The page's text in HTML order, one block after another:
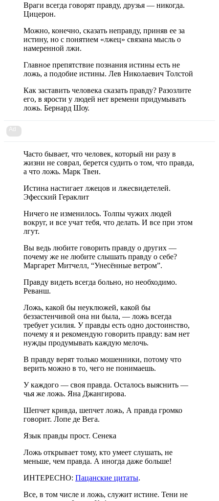
Враги всегда говорят правду, друзья — никогда.
Цицерон.
Можно, конечно, сказать неправду, приняв ее за
истину, но с понятием «лжец» связана мысль о
намеренной лжи.
Главное препятствие познания истины есть не
ложь, а подобие истины. Лев Николаевич Толстой
Как заставить человека сказать правду? Разозлите
его, в ярости у людей нет времени придумывать
ложь. Бернард Шоу.
Ad
Часто бывает, что человек, который ни разу в
жизни не соврал, берется судить о том, что правда,
а что ложь. Марк Твен.
Истина настигает лжецов и лжесвидетелей.
Эфесский Гераклит
Ничего не изменилось. Толпы чужих людей
вокруг, и все учат тебя, что делать. И все при этом
лгут.
Вы ведь любите говорить правду о других —
почему же не любите слышать правду о себе?
Маргарет Митчелл, “Унесённые ветром”.
Правду видеть всегда больно, но необходимо.
Реванш.
Ложь, какой бы неуклюжей, какой бы
беззастенчивой она ни была, — ложь всегда
требует усилия. У правды есть одно достоинство,
почему я и рекомендую говорить правду: вам нет
нужды продумывать каждую мелочь.
В правду верят только мошенники, потому что
верить можно в то, чего не понимаешь.
У каждого — своя правда. Осталось выяснить —
чья же ложь. Яна Джангирова.
Шепчет кривда, шепчет ложь, А правда громко
говорит. Лопе де Вега.
Язык правды прост. Сенека
Ложь открывает тому, кто умеет слушать, не
меньше, чем правда. А иногда даже больше!
ИНТЕРЕСНО: Пацанские цитаты.
Все, в том числе и ложь, служит истине. Тени не